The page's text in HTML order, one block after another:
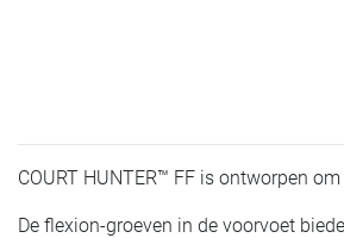
COURT HUNTER™ FF is ontworpen
De flexion-groeven in de voorvoet